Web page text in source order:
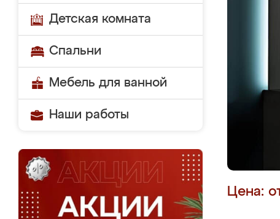
Детская комната
Спальни
Мебель для ванной
Наши работы
Цена: